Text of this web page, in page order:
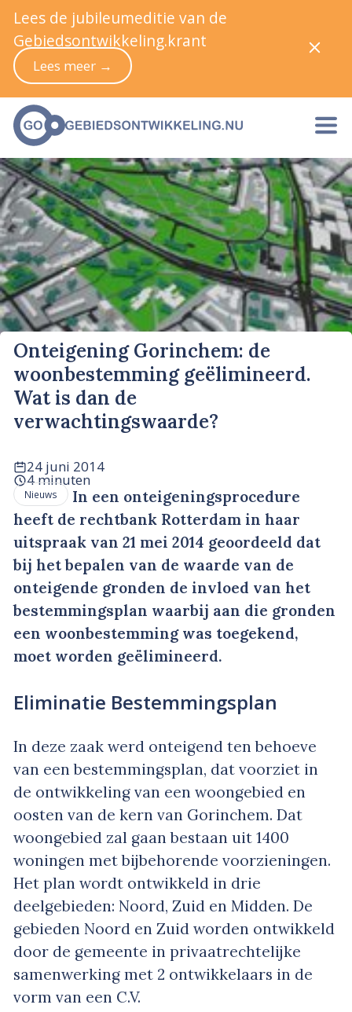
Onteigening Gorinchem: de
woonbestemming geëlimineerd.
Wat is dan de
verwachtingswaarde?
24 juni 2014
4 minuten
Nieuws
In een onteigeningsprocedure
heeft de rechtbank Rotterdam in haar
uitspraak van 21 mei 2014 geoordeeld dat
bij het bepalen van de waarde van de
onteigende gronden de invloed van het
bestemmingsplan waarbij aan die gronden
een woonbestemming was toegekend,
moet worden geëlimineerd.
Eliminatie Bestemmingsplan
In deze zaak werd onteigend ten behoeve
van een bestemmingsplan, dat voorziet in
de ontwikkeling van een woongebied en
oosten van de kern van Gorinchem. Dat
woongebied zal gaan bestaan uit 1400
woningen met bijbehorende voorzieningen.
Het plan wordt ontwikkeld in drie
deelgebieden: Noord, Zuid en Midden. De
gebieden Noord en Zuid worden ontwikkeld
door de gemeente in privaatrechtelijke
samenwerking met 2 ontwikkelaars in de
vorm van een C.V.
Lees de jubileumeditie van de
Gebiedsontwikkeling.krant
Lees meer →